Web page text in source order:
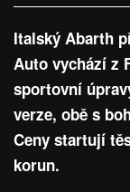
Italský Abarth
Auto vychází z
sportovní
verze, obě s
Ceny startují
korun.